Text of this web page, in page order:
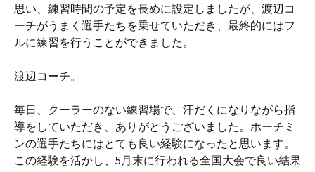
思い、練習時間の予定を長めに設定しましたが、渡辺コ
ーチがうまく選手たちを乗せていただき、最終的にはフ
ルに練習を行うことができました。
渡辺コーチ。
毎日、クーラーのない練習場で、汗だくになりながら指
導をしていただき、ありがとうございました。ホーチミ
ンの選手たちにはとても良い経験になったと思います。
この経験を活かし、5月末に行われる全国大会で良い結果